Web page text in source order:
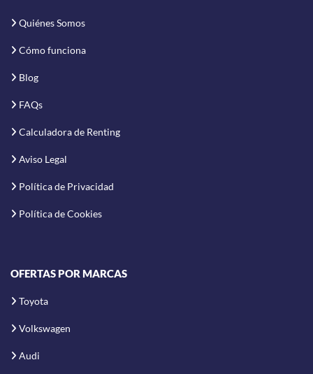
Quiénes Somos
Cómo funciona
Blog
FAQs
Calculadora de Renting
Aviso Legal
Política de Privacidad
Política de Cookies
OFERTAS POR MARCAS
Toyota
Volkswagen
Audi